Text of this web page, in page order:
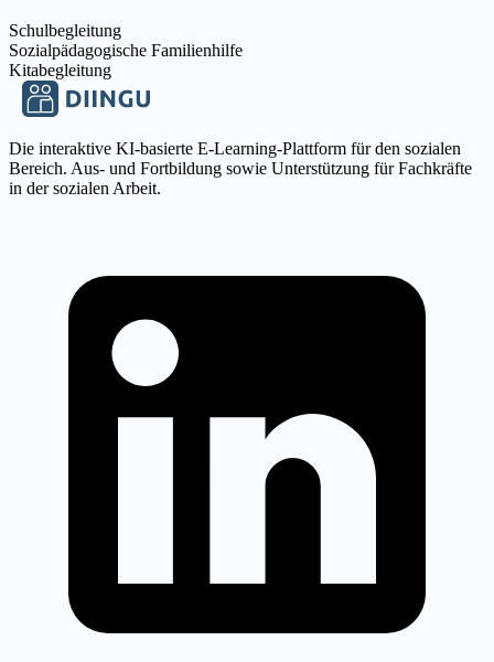
Schulbegleitung
Sozialpädagogische Familienhilfe
Kitabegleitung
Die interaktive KI-basierte E-Learning-Plattform für den sozialen
Bereich. Aus- und Fortbildung sowie Unterstützung für Fachkräfte
in der sozialen Arbeit.